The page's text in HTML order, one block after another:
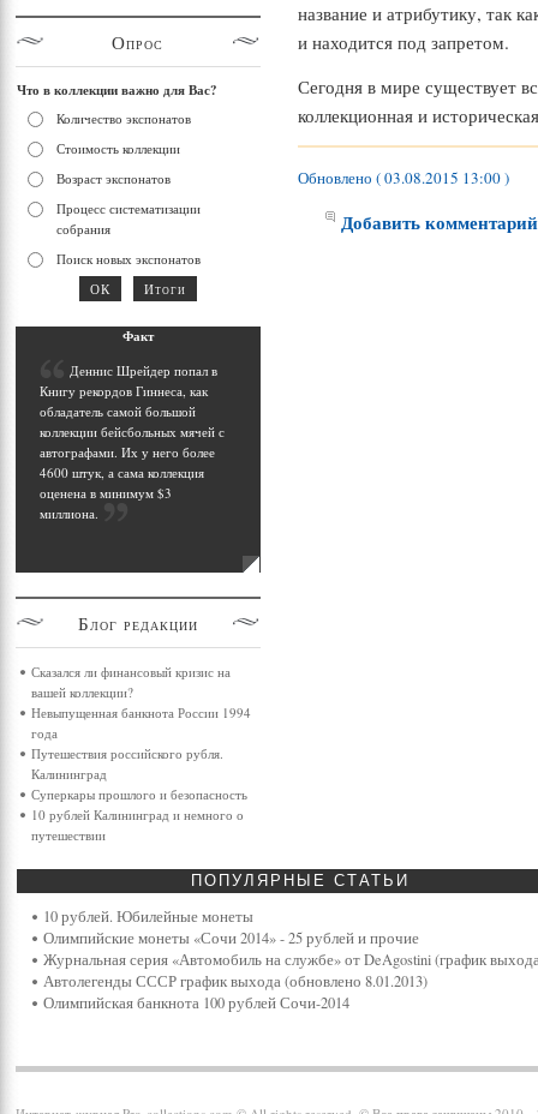
название и атрибутику, так
и находится под запретом.
Сегодня в мире существует
коллекционная и
Обновлено ( 03.08.2015 13:00 )
Добавить комментарий
Опрос
Что в коллекции важно для Вас?
Количество экспонатов
Стоимость коллекции
Возраст экспонатов
Процесс систематизации
собрания
Поиск новых экспонатов
Факт
Деннис Шрейдер попал в
Книгу рекордов Гиннеса, как
обладатель самой большой
коллекции бейсбольных мячей с
автографами. Их у него более
4600 штук, а сама коллекция
оценена в минимум $3
миллиона.
Блог редакции
Сказался ли финансовый кризис на
вашей коллекции?
Невыпущенная банкнота России 1994
года
Путешествия российского рубля.
Калининград
Суперкары прошлого и безопасность
10 рублей Калининград и немного о
путешествии
ПОПУЛЯРНЫЕ СТАТЬИ
10 рублей. Юбилейные монеты
Олимпийские монеты «Сочи 2014» - 25 рублей и прочие
Журнальная серия «Автомобиль на службе» от DeAgostini (график
Автолегенды СССР график выхода (обновлено 8.01.2013)
Олимпийская банкнота 100 рублей Сочи-2014